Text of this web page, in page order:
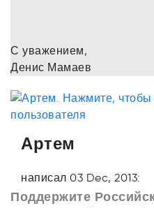
С уважением,
Денис Мамаев
Артем
написал 03 Dec, 2013:
Поддержите